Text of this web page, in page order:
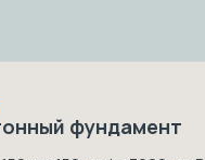
фундамент